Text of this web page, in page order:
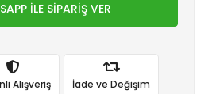
İLE SİPARİŞ VER
Alışveriş İade ve Değişim